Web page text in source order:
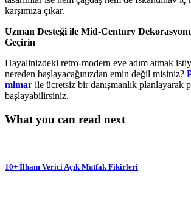
karşımıza çıkar.
Uzman Desteği ile Mid-Century
Geçirin
Hayalinizdeki retro-modern eve adım atmak
nereden başlayacağınızdan emin değil misiniz?
mimar ile ücretsiz bir danışmanlık planlayarak
başlayabilirsiniz.
What you can read next
10+ İlham Verici Açık Mutfak Fikirleri